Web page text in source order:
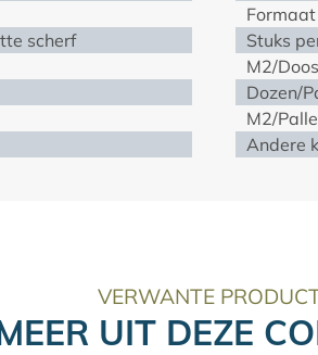
scherf
Formaat
Stuks
M2/
Dozen/
M2/
Andere
VERWANTE
UIT DEZE